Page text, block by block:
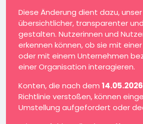
Diese Änderung dient dazu,
übersichtlicher, transparenter
gestalten. Nutzerinnen und
erkennen können, ob sie mit
oder mit einem Unternehmen
einer Organisation interagieren.
Konten, die nach dem 14.05.2026
Richtlinie verstoßen, können
Umstellung aufgefordert oder